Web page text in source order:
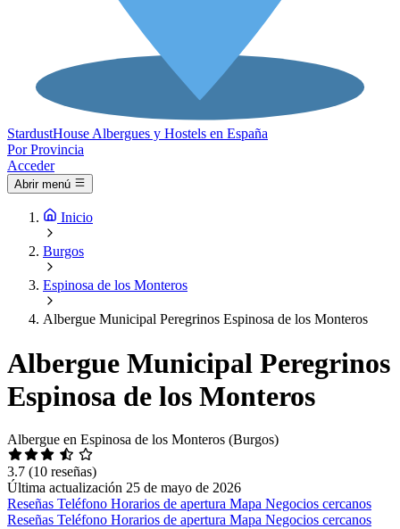
StardustHouse Albergues y Hostels en España
Por Provincia
Acceder
Abrir menú
Inicio
Burgos
Espinosa de los Monteros
Albergue Municipal Peregrinos Espinosa de los Monteros
Albergue Municipal Peregrinos
Espinosa de los Monteros
Albergue en Espinosa de los Monteros (Burgos)
3.7 (10 reseñas)
Última actualización 25 de mayo de 2026
Reseñas Teléfono Horarios de apertura Mapa Negocios cercanos
Reseñas Teléfono Horarios de apertura Mapa Negocios cercanos